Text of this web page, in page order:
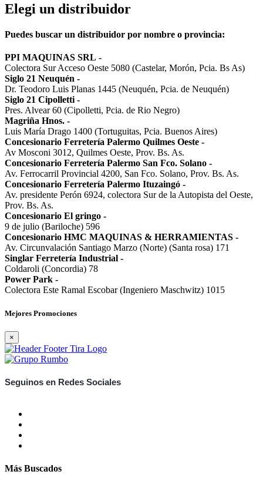
Elegi un distribuidor
Puedes buscar un distribuidor por nombre o provincia:
PPI MAQUINAS SRL -
Colectora Sur Acceso Oeste 5080 (Castelar, Morón, Pcia. Bs As)
Siglo 21 Neuquén -
Dr. Teodoro Luis Planas 1445 (Neuquén, Pcia. de Neuquén)
Siglo 21 Cipolletti -
Pres. Alvear 60 (Cipolletti, Pcia. de Rio Negro)
Magriña Hnos. -
Luis María Drago 1400 (Tortuguitas, Pcia. Buenos Aires)
Concesionario Ferretería Palermo Quilmes Oeste -
Av Mosconi 3012, Quilmes Oeste, Prov. Bs. As.
Concesionario Ferretería Palermo San Fco. Solano -
Av. Ferrocarril Provincial 4200, San Fco. Solano, Prov. Bs. As.
Concesionario Ferretería Palermo Ituzaingó -
Av. presidente Perón 6924, colectora Sur de la Autopista del Oeste,
Prov. Bs. As.
Concesionario El gringo -
9 de julio (Bariloche) 596
Concesionario HMC MAQUINAS & HERRAMIENTAS -
Av. Circunvalación Santiago Marzo (Norte) (Santa rosa) 171
Singlar Ferretería Industrial -
Coldaroli (Concordia) 78
Power Park -
Colectora Este Ramal Escobar (Ingeniero Maschwitz) 1015
Mejores Promociones
×
Seguinos en Redes Sociales
Más Buscados